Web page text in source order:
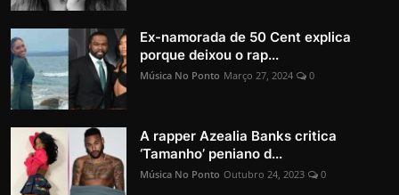
Ex-namorada de 50 Cent explica
porque deixou o rap...
Música No Ponto Março 27, 2024 0
A rapper Azealia Banks critica
‘Tamanho’ peniano d...
Música No Ponto Outubro 24, 2023 0